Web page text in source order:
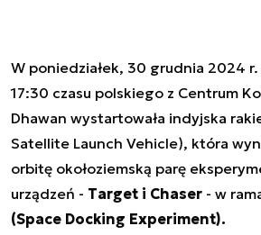
W poniedziałek, 30 grudnia 2024
17:30 czasu polskiego z Centrum
Dhawan wystartowała indyjska
Satellite Launch Vehicle), która
orbitę okołoziemską parę
urządzeń - Target i Chaser - w
(Space Docking Experiment).